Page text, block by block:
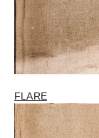
FLARE